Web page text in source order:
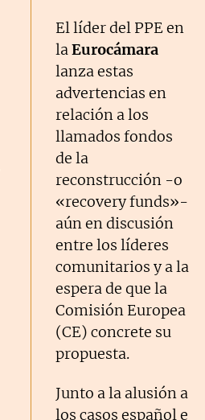
El líder del PPE en
laEurocámara
lanza estas
advertencias en
relación a los
llamados fondos
de la
reconstrucción -o
«recovery funds»-
aún en discusión
entre los líderes
comunitarios y a la
espera de que la
Comisión Europea
(CE) concrete su
propuesta.
Junto a la alusión a
los casos español e